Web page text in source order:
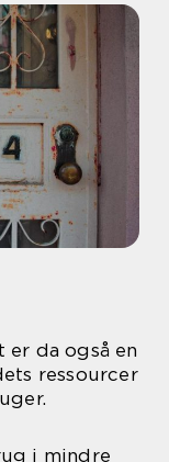
er da også en
ressourcer
i mindre